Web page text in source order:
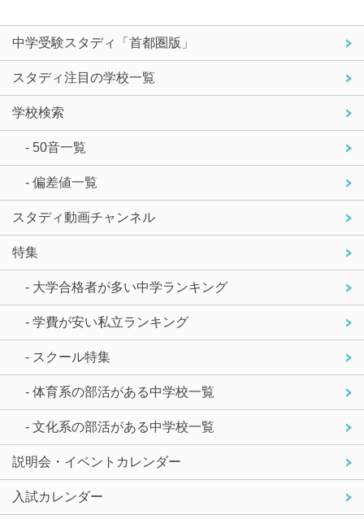
中学受験スタディ「首都圏版」
スタディ注目の学校一覧
学校検索
- 50音一覧
- 偏差値一覧
スタディ動画チャンネル
特集
- 大学合格者が多い中学ランキング
- 学費が安い私立ランキング
- スクール特集
- 体育系の部活がある中学校一覧
- 文化系の部活がある中学校一覧
説明会・イベントカレンダー
入試カレンダー